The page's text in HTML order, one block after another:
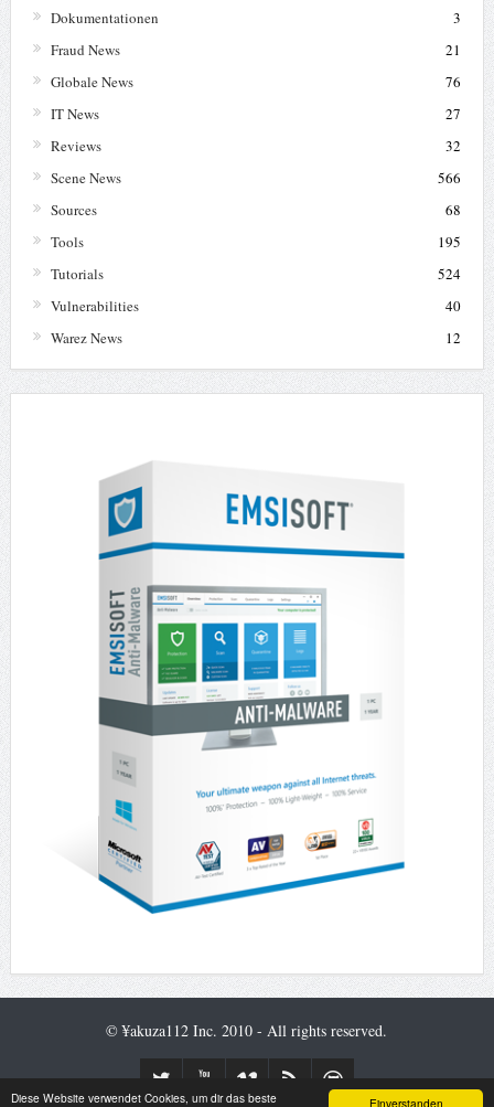
Einverstanden
Diese Website verwendet Cookies, um dir das beste
Dokumentationen
3
Fraud News
21
Globale News
76
IT News
27
Reviews
32
Scene News
566
Sources
68
Tools
195
Tutorials
524
Vulnerabilities
40
Warez News
12
© ¥akuza112 Inc. 2010 - All rights reserved.